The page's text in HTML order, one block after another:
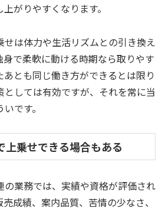
がりやすくなります。
せは体力や生活リズムとの引き換え
身で柔軟に動ける時期なら取りやす
あとも同じ働き方ができるとは限り
としては有効ですが、それを常に当
です。
上乗せできる場合もある
の業務では、実績や資格が評価され
成績、案内品質、苦情の少なさ、